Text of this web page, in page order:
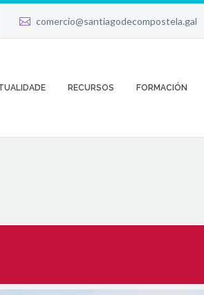

 comercio@santiagodecompostela.gal
RECURSOS FORMACIÓN